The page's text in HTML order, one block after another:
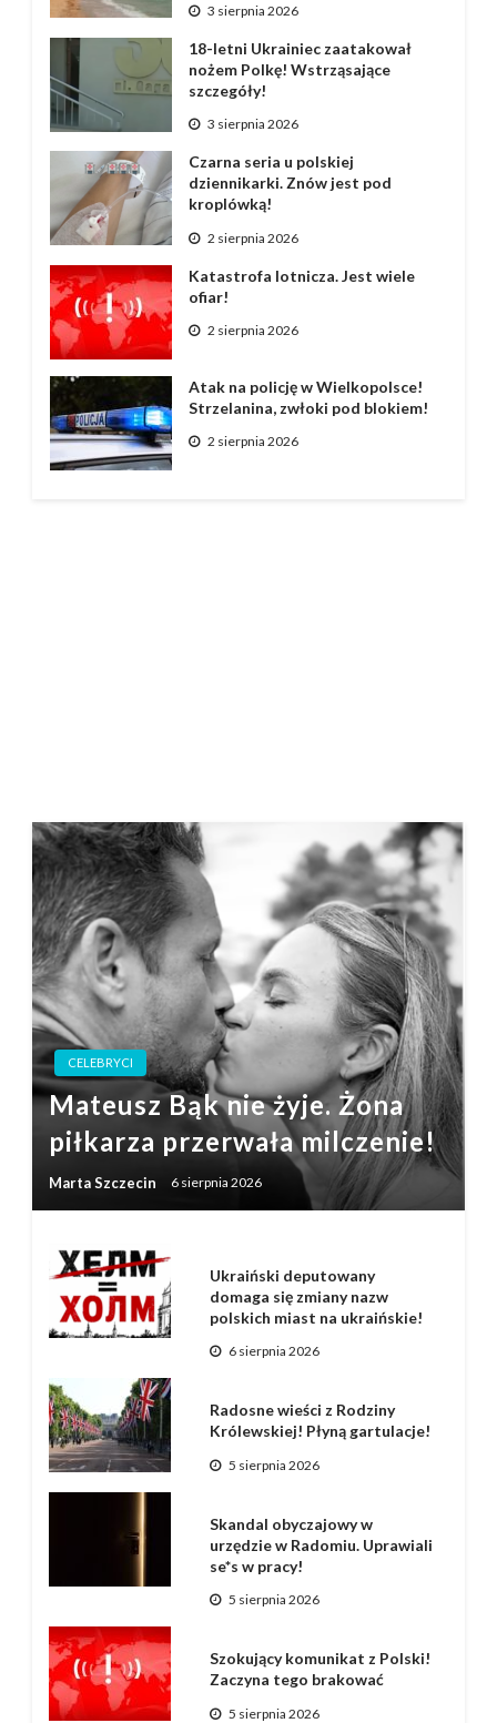
3 sierpnia 2026
18-letni Ukrainiec zaatakował
nożem Polkę! Wstrząsające
szczegóły!
3 sierpnia 2026
Czarna seria u polskiej
dziennikarki. Znów jest pod
kroplówką!
2 sierpnia 2026
Katastrofa lotnicza. Jest wiele
ofiar!
2 sierpnia 2026
Atak na policję w Wielkopolsce!
Strzelanina, zwłoki pod blokiem!
2 sierpnia 2026
CELEBRYCI
Mateusz Bąk nie żyje. Żona
piłkarza przerwała milczenie!
Marta Szczecin 6 sierpnia 2026
Ukraiński deputowany
domaga się zmiany nazw
polskich miast na ukraińskie!
6 sierpnia 2026
Radosne wieści z Rodziny
Królewskiej! Płyną gartulacje!
5 sierpnia 2026
Skandal obyczajowy w
urzędzie w Radomiu. Uprawiali
se*s w pracy!
5 sierpnia 2026
Szokujący komunikat z Polski!
Zaczyna tego brakować
5 sierpnia 2026